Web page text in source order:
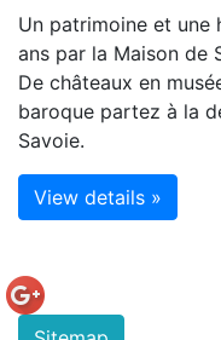
Un patrimoine et une
ans par la Maison de
De châteaux en
baroque partez à la
Savoie.
View details »